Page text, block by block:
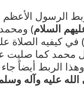
الرسول الأعظم
السلام)
) في كيفيه الصلاة
محمد كما صليت
الربط أيضاً
عليه وآله